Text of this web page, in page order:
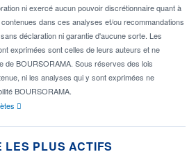
ni exercé aucun pouvoir discrétionnaire quant à
dans ces analyses et/ou recommandations
déclaration ni garantie d'aucune sorte. Les
exprimées sont celles de leurs auteurs et ne
de BOURSORAMA. Sous réserves des lois
ni les analyses qui y sont exprimées ne
BOURSORAMA.
LES PLUS ACTIFS